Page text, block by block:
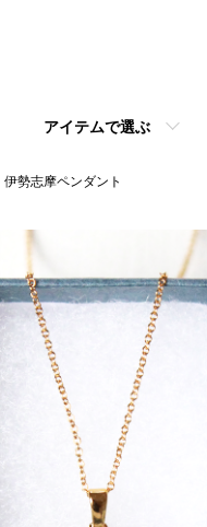
アイテムで選ぶ
伊勢志摩ペンダント